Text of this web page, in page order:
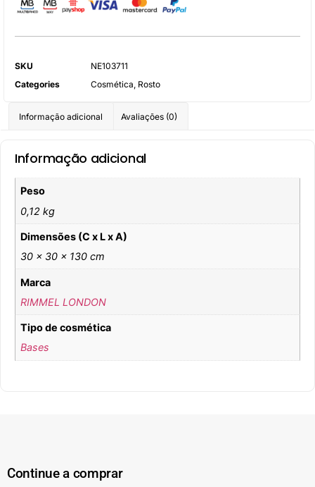
SKU
NE103711
Categories
Cosmética, Rosto
Informação adicional Avaliações (0)
Informação adicional
Peso
0,12 kg
Dimensões (C x L x A)
30 × 30 × 130 cm
Marca
RIMMEL LONDON
Tipo de cosmética
Bases
Continue a comprar